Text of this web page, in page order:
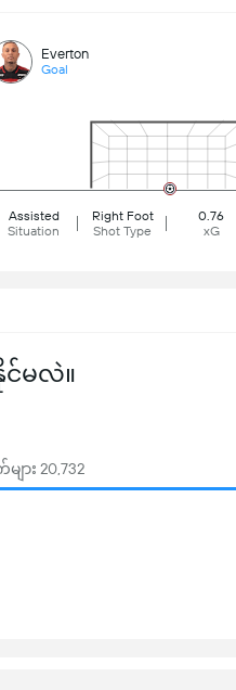
Everton
Goal
Assisted
Situation
Right Foot
Shot Type
0.76
xG
မလဲ။
ား 20,732